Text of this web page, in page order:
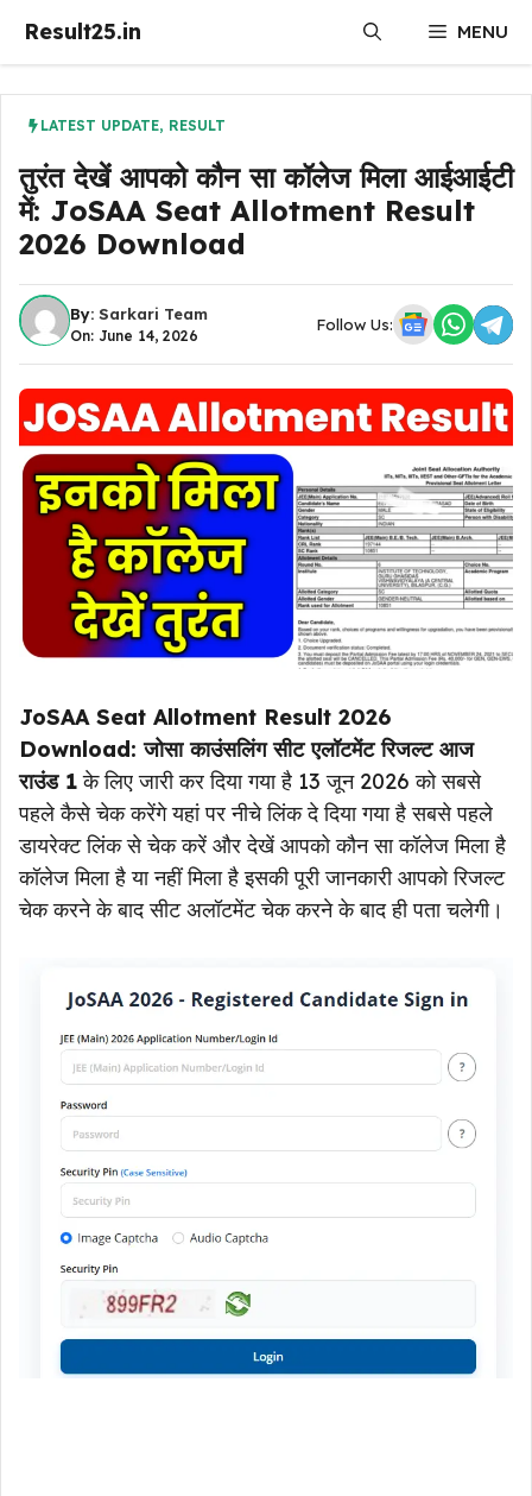
Result25.in MENU
LATEST UPDATE, RESULT
तुरंत देखें आपको कौन सा कॉलेज मिला आईआईटी
में: JoSAA Seat Allotment Result
2026 Download
By: Sarkari Team
On: June 14, 2026
Follow Us:
JoSAA Seat Allotment Result 2026
Download: जोसा काउंसलिंग सीट एलॉटमेंट रिजल्ट आज
राउंड 1के लिए जारी कर दिया गया है 13 जून 2026 को सबसे
पहले कैसे चेक करेंगे यहां पर नीचे लिंक दे दिया गया है सबसे पहले
डायरेक्ट लिंक से चेक करें और देखें आपको कौन सा कॉलेज मिला है
कॉलेज मिला है या नहीं मिला है इसकी पूरी जानकारी आपको रिजल्ट
चेक करने के बाद सीट अलॉटमेंट चेक करने के बाद ही पता चलेगी।